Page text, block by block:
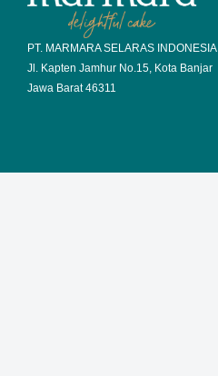
PT. MARMARA SELARAS INDONESIA
Jl. Kapten Jamhur No.15, Kota Banjar
Jawa Barat 46311